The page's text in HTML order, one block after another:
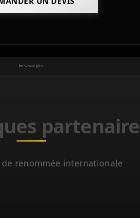
En savoir plus
de renommée internationale